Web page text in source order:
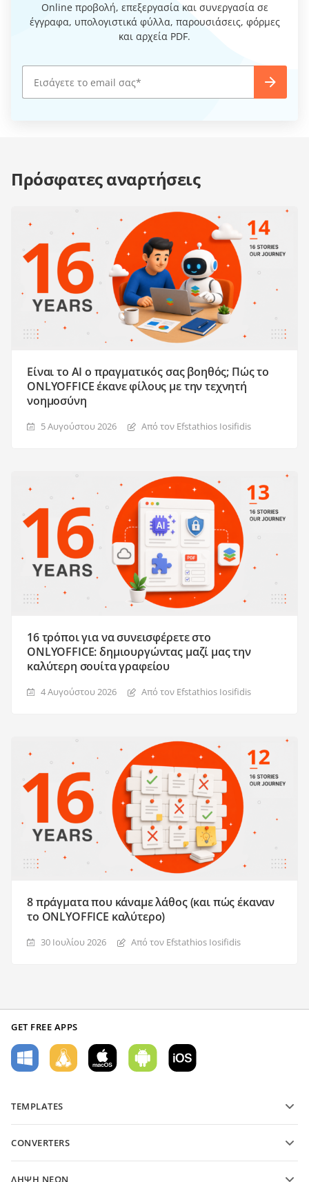
Online προβολή, επεξεργασία και συνεργασία σε
έγγραφα, υπολογιστικά φύλλα, παρουσιάσεις, φόρμες
και αρχεία PDF.
Πρόσφατες αναρτήσεις
Είναι το AI ο πραγματικός σας βοηθός; Πώς το
ONLYOFFICE έκανε φίλους με την τεχνητή
νοημοσύνη
5 Αυγούστου 2026 Από τον Efstathios Iosifidis
16 τρόποι για να συνεισφέρετε στο
ONLYOFFICE: δημιουργώντας μαζί μας την
καλύτερη σουίτα γραφείου
4 Αυγούστου 2026 Από τον Efstathios Iosifidis
8 πράγματα που κάναμε λάθος (και πώς έκαναν
το ONLYOFFICE καλύτερο)
30 Ιουλίου 2026 Από τον Efstathios Iosifidis
GET FREE APPS
TEMPLATES
Text document templates
CONVERTERS
ΛΉΨΗ ΝΈΩΝ